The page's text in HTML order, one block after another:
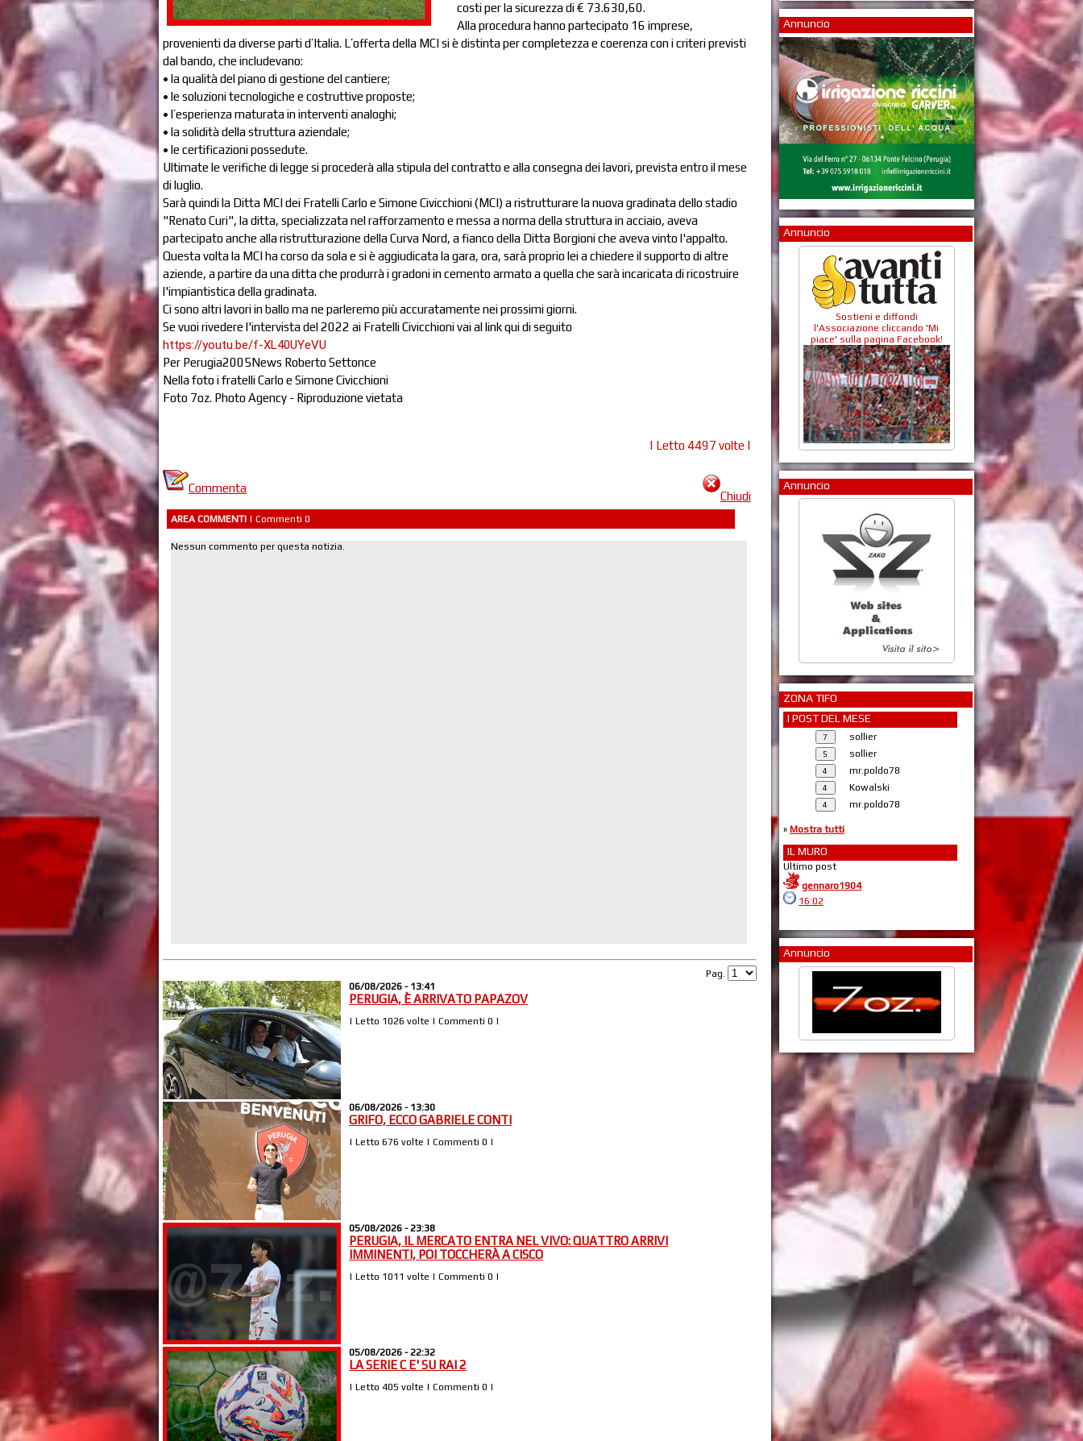
costi per la sicurezza di € 73.630,60.
Alla procedura hanno partecipato 16 imprese,
provenienti da diverse parti d’Italia. L’offerta della MCI si è distinta per completezza e coerenza con i criteri previsti
dal bando, che includevano:
• la qualità del piano di gestione del cantiere;
• le soluzioni tecnologiche e costruttive proposte;
• l’esperienza maturata in interventi analoghi;
• la solidità della struttura aziendale;
• le certificazioni possedute.
Ultimate le verifiche di legge si procederà alla stipula del contratto e alla consegna dei lavori, prevista entro il mese
di luglio.
Sarà quindi la Ditta MCI dei Fratelli Carlo e Simone Civicchioni (MCI) a ristrutturare la nuova gradinata dello stadio
"Renato Curi", la ditta, specializzata nel rafforzamento e messa a norma della struttura in acciaio, aveva
partecipato anche alla ristrutturazione della Curva Nord, a fianco della Ditta Borgioni che aveva vinto l'appalto.
Questa volta la MCI ha corso da sola e si è aggiudicata la gara, ora, sarà proprio lei a chiedere il supporto di altre
aziende, a partire da una ditta che produrrà i gradoni in cemento armato a quella che sarà incaricata di ricostruire
l'impiantistica della gradinata.
Ci sono altri lavori in ballo ma ne parleremo più accuratamente nei prossimi giorni.
Se vuoi rivedere l'intervista del 2022 ai Fratelli Civicchioni vai al link qui di seguito
https://youtu.be/f-XL40UYeVU
Per Perugia2005News Roberto Settonce
Nella foto i fratelli Carlo e Simone Civicchioni
Foto 7oz. Photo Agency - Riproduzione vietata
| Letto 4497 volte |
Chiudi
Commenta
AREA COMMENTI | Commenti 0
Pag.
06/08/2026 - 13:41
PERUGIA, È ARRIVATO PAPAZOV
| Letto 1026 volte | Commenti 0 |
06/08/2026 - 13:30
GRIFO, ECCO GABRIELE CONTI
| Letto 676 volte | Commenti 0 |
05/08/2026 - 23:38
PERUGIA, IL MERCATO ENTRA NEL VIVO: QUATTRO ARRIVI
IMMINENTI, POI TOCCHERÀ A CISCO
| Letto 1011 volte | Commenti 0 |
05/08/2026 - 22:32
LA SERIE C E' SU RAI 2
| Letto 405 volte | Commenti 0 |
Annuncio
Annuncio
Sostieni e diffondi
l'Associazione cliccando 'Mi
piace' sulla pagina Facebook!
Annuncio
ZONA TIFO
I POST DEL MESE
sollier
sollier
mr.poldo78
Kowalski
mr.poldo78
» Mostra tutti
IL MURO
Ultimo post
gennaro1904
16:02
Annuncio